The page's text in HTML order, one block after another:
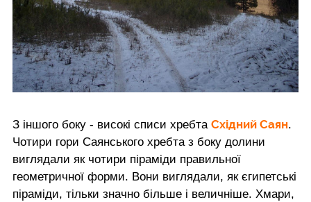
З іншого боку - високі списи хребта Східний Саян.
Чотири гори Саянського хребта з боку долини
виглядали як чотири піраміди правильної
геометричної форми. Вони виглядали, як єгипетські
піраміди, тільки значно більше і величніше. Хмари,